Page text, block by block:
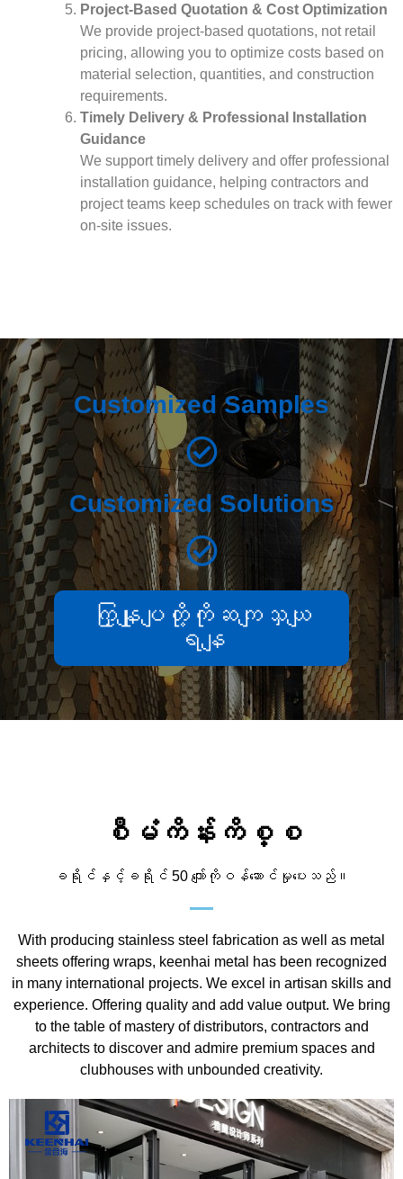
Project-Based Quotation & Cost Optimization
We provide project-based quotations, not retail
pricing, allowing you to optimize costs based on
material selection, quantities, and construction
requirements.
Timely Delivery & Professional Installation
Guidance
We support timely delivery and offer professional
installation guidance, helping contractors and
project teams keep schedules on track with fewer
on-site issues.
Customized Samples
Customized Solutions
ကြှနျုပျတို့ကိုဆကျသှယျ
ရနျ
စီမံကိန်းကိစ္စ
ခရိုင်နှင့်ခရိုင် 50 ကျော်ကိုဝန်ဆောင်မှုပေးသည်။
With producing stainless steel fabrication as well as metal
sheets offering wraps, keenhai metal has been recognized
in many international projects. We excel in artisan skills and
experience. Offering quality and add value output. We bring
to the table of mastery of distributors, contractors and
architects to discover and admire premium spaces and
clubhouses with unbounded creativity.